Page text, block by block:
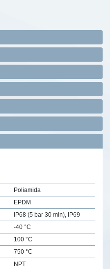
Poliamida
EPDM
IP68 (5 bar 30 min), IP69
-40 °C
100 °C
750 °C
NPT